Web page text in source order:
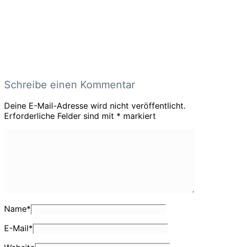
Schreibe einen Kommentar
Deine E-Mail-Adresse wird nicht veröffentlicht.
Erforderliche Felder sind mit * markiert
Name*
E-Mail*